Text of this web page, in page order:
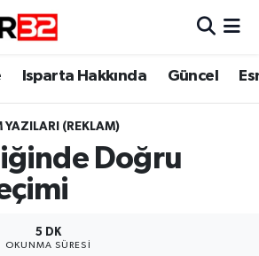
Isparta Hakkında Güncel
YAZILARI (REKLAM)
Doğru
5 DK
OKUNMA SÜRESI
Eczaneler
Yoğunluk Haritası
Durumu ve Fikstür